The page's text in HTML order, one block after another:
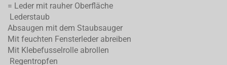
= Leder mit rauher Oberfläche
Lederstaub
Absaugen mit dem Staubsauger
Mit feuchten Fensterleder abreiben
Mit Klebefusselrolle abrollen
Regentropfen